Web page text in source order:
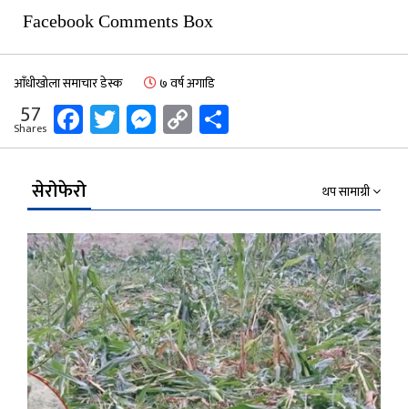
Facebook Comments Box
आँधीखोला समाचार डेस्क ७ वर्ष अगाडि
57
Shares Facebook
Twitter
Messenger
Copy
Link
सेरोफेरो थप सामाग्री